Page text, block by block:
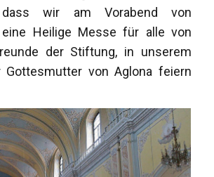
dass wir am Vorabend von
eine Heilige Messe für alle von
der Stiftung, in unserem
Gottesmutter von Aglona feiern